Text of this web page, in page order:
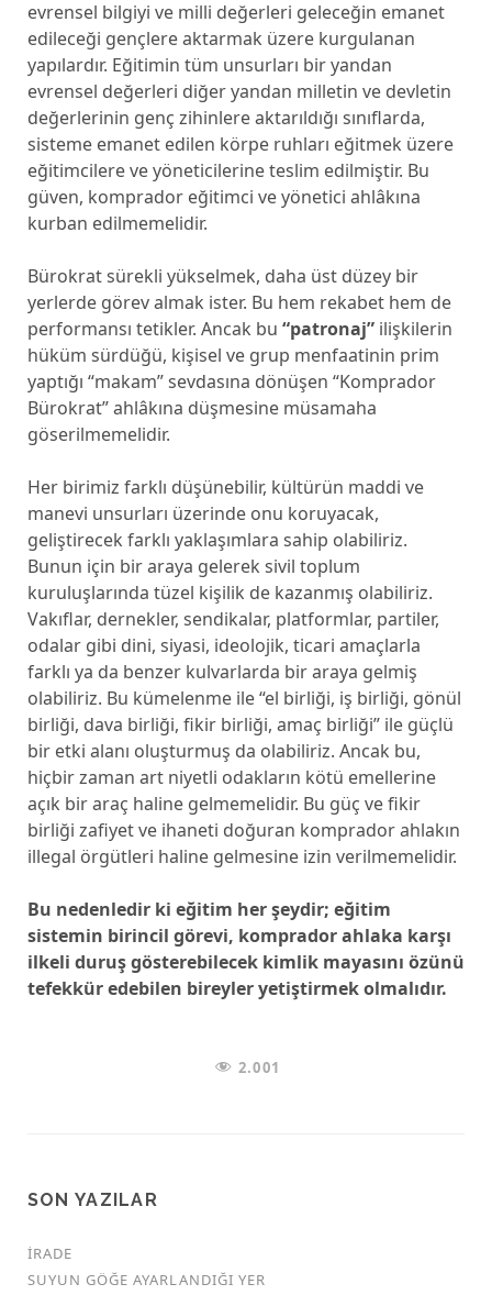
evrensel bilgiyi ve milli değerleri geleceğin emanet
edileceği gençlere aktarmak üzere kurgulanan
yapılardır. Eğitimin tüm unsurları bir yandan
evrensel değerleri diğer yandan milletin ve devletin
değerlerinin genç zihinlere aktarıldığı sınıflarda,
sisteme emanet edilen körpe ruhları eğitmek üzere
eğitimcilere ve yöneticilerine teslim edilmiştir. Bu
güven, komprador eğitimci ve yönetici ahlâkına
kurban edilmemelidir.
Bürokrat sürekli yükselmek, daha üst düzey bir
yerlerde görev almak ister. Bu hem rekabet hem de
performansı tetikler. Ancak bu “patronaj”ilişkilerin
hüküm sürdüğü, kişisel ve grup menfaatinin prim
yaptığı “makam” sevdasına dönüşen “Komprador
Bürokrat” ahlâkına düşmesine müsamaha
göserilmemelidir.
Her birimiz farklı düşünebilir, kültürün maddi ve
manevi unsurları üzerinde onu koruyacak,
geliştirecek farklı yaklaşımlara sahip olabiliriz.
Bunun için bir araya gelerek sivil toplum
kuruluşlarında tüzel kişilik de kazanmış olabiliriz.
Vakıflar, dernekler, sendikalar, platformlar, partiler,
odalar gibi dini, siyasi, ideolojik, ticari amaçlarla
farklı ya da benzer kulvarlarda bir araya gelmiş
olabiliriz. Bu kümelenme ile “el birliği, iş birliği, gönül
birliği, dava birliği, fikir birliği, amaç birliği” ile güçlü
bir etki alanı oluşturmuş da olabiliriz. Ancak bu,
hiçbir zaman art niyetli odakların kötü emellerine
açık bir araç haline gelmemelidir. Bu güç ve fikir
birliği zafiyet ve ihaneti doğuran komprador ahlakın
illegal örgütleri haline gelmesine izin verilmemelidir.
Bu nedenledir ki eğitim her şeydir; eğitim
sistemin birincil görevi, komprador ahlaka karşı
ilkeli duruş gösterebilecek kimlik mayasını özünü
tefekkür edebilen bireyler yetiştirmek olmalıdır.
2.001
SON YAZILAR
İRADE
SUYUN GÖĞE AYARLANDIĞI YER